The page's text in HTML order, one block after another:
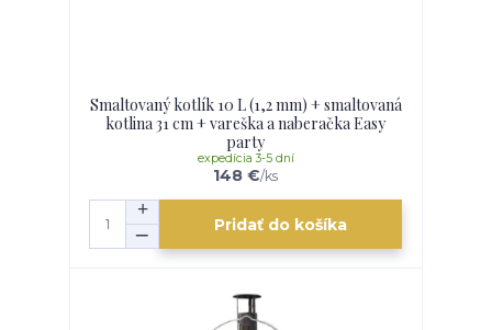
Smaltovaný kotlík 10 L (1,2 mm) + smaltovaná
kotlina 31 cm + vareška a naberačka Easy
party
148 €/ks
expedícia 3-5 dní
Pridať do košíka